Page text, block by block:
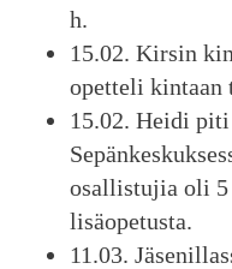
h.
15.02. Kirsin
opetteli kintaan
15.02. Heidi
osallistujia oli 5
lisäopetusta.
11.03.